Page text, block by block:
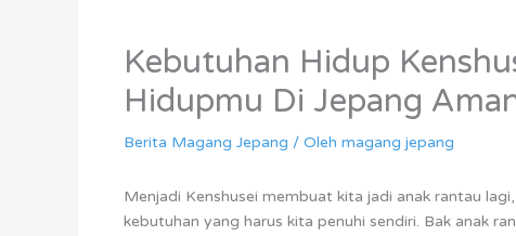
Kebutuhan Hidup
Hidupmu Di Jepang
Berita Magang Jepang / Oleh magang jepang
Menjadi Kenshusei membuat kita jadi anak rantau
kebutuhan yang harus kita penuhi sendiri. Bak anak